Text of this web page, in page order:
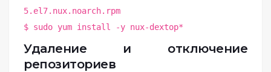
5.el7.nux.noarch.rpm
$ sudo yum install -y nux-dextop*
Удаление и отключение
репозиториев